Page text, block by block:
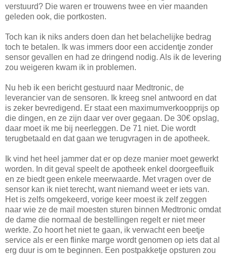
verstuurd? Die waren er trouwens twee en vier maanden
geleden ook, die portkosten.
Toch kan ik niks anders doen dan het belachelijke bedrag
toch te betalen. Ik was immers door een accidentje zonder
sensor gevallen en had ze dringend nodig. Als ik de levering
zou weigeren kwam ik in problemen.
Nu heb ik een bericht gestuurd naar Medtronic, de
leverancier van de sensoren. Ik kreeg snel antwoord en dat
is zeker bevredigend. Er staat een maximumverkoopprijs op
die dingen, en ze zijn daar ver over gegaan. De 30€ opslag,
daar moet ik me bij neerleggen. De 71 niet. Die wordt
terugbetaald en dat gaan we terugvragen in de apotheek.
Ik vind het heel jammer dat er op deze manier moet gewerkt
worden. In dit geval speelt de apotheek enkel doorgeefluik
en ze biedt geen enkele meerwaarde. Met vragen over de
sensor kan ik niet terecht, want niemand weet er iets van.
Het is zelfs omgekeerd, vorige keer moest ik zelf zeggen
naar wie ze de mail moesten sturen binnen Medtronic omdat
de dame die normaal de bestellingen regelt er niet meer
werkte. Zo hoort het niet te gaan, ik verwacht een beetje
service als er een flinke marge wordt genomen op iets dat al
erg duur is om te beginnen. Een postpakketje opsturen zou